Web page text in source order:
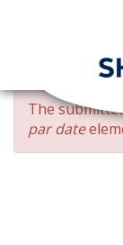
Skip
main
content
ERROR
The
par date